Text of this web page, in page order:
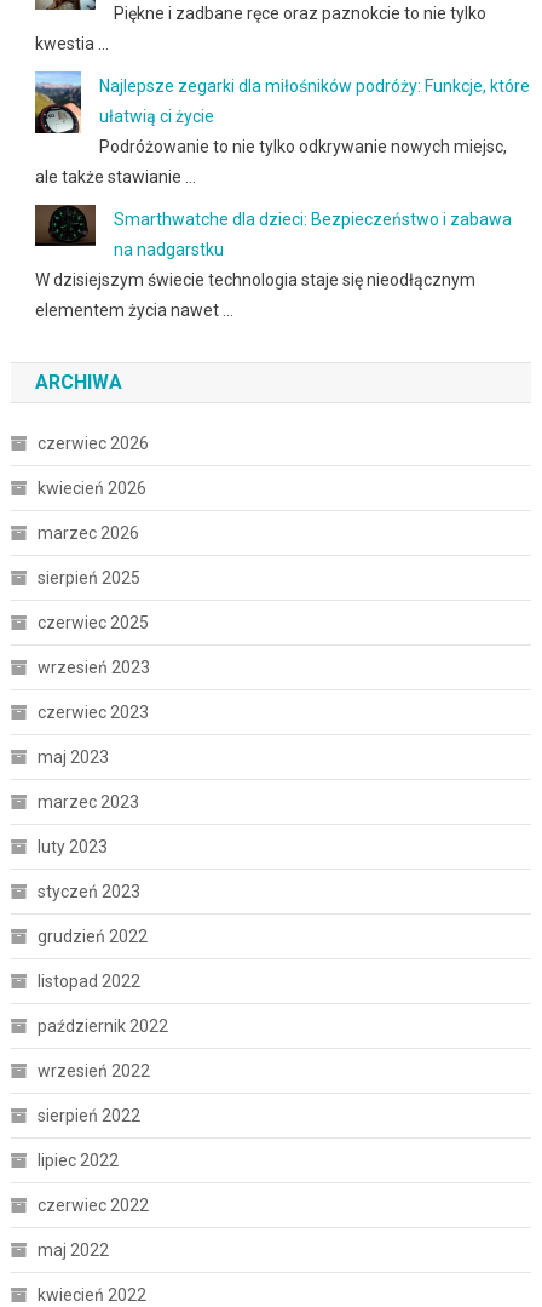
Piękne i zadbane ręce oraz paznokcie to nie tylko
kwestia …
Najlepsze zegarki dla miłośników podróży: Funkcje, które
ułatwią ci życie
Podróżowanie to nie tylko odkrywanie nowych miejsc,
ale także stawianie …
Smarthwatche dla dzieci: Bezpieczeństwo i zabawa
na nadgarstku
W dzisiejszym świecie technologia staje się nieodłącznym
elementem życia nawet …
ARCHIWA
czerwiec 2026
kwiecień 2026
marzec 2026
sierpień 2025
czerwiec 2025
wrzesień 2023
czerwiec 2023
maj 2023
marzec 2023
luty 2023
styczeń 2023
grudzień 2022
listopad 2022
październik 2022
wrzesień 2022
sierpień 2022
lipiec 2022
czerwiec 2022
maj 2022
kwiecień 2022